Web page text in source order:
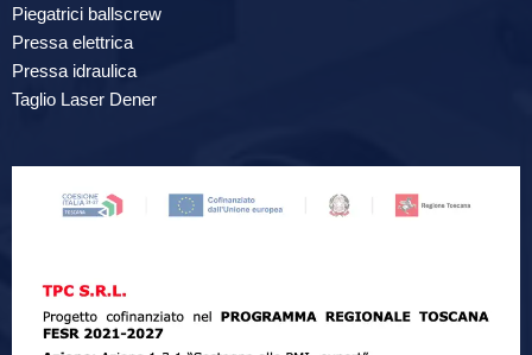
Piegatrici ballscrew
Pressa elettrica
Pressa idraulica
Taglio Laser Dener